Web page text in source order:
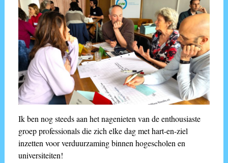
Ik ben nog steeds aan het nagenieten van de enthousiaste
groep professionals die zich elke dag met hart-en-ziel
inzetten voor verduurzaming binnen hogescholen en
universiteiten!